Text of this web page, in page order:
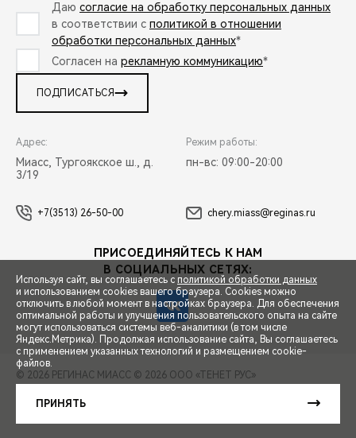
СПЕЦПРЕДЛОЖЕНИЯ
ЗАПИСЬ НА ТЕСТ-ДРАЙВ
Даю согласие на обработку персональных данных
в соответствии с политикой в отношении
обработки персональных данных*
Согласен на рекламную коммуникацию*
ПОДПИСАТЬСЯ
Адрес:
Миасс, Тургоякское ш., д.
3/19
Режим работы:
пн-вс: 09:00-20:00
+7(3513) 26-50-00 chery.miass@reginas.ru
ПРИСОЕДИНЯЙТЕСЬ К НАМ
В СОЦИАЛЬНЫХ СЕТЯХ:
© 2026 РЕГИНАС МИАСС © 2026 ООО «ТЕНЕТ РУС»
Сделано в ПЕРКС
Используя сайт, вы соглашаетесь с политикой обработки данных
и использованием cookies вашего браузера. Cookies можно
отключить в любой момент в настройках браузера. Для обеспечения
оптимальной работы и улучшения пользовательского опыта на сайте
могут использоваться системы веб-аналитики (в том числе
Яндекс.Метрика). Продолжая использование сайта, Вы соглашаетесь
с применением указанных технологий и размещением cookie-
файлов.
ПРИНЯТЬ